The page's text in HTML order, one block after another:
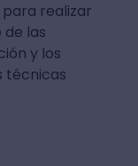
realizar
de las
y los
técnicas